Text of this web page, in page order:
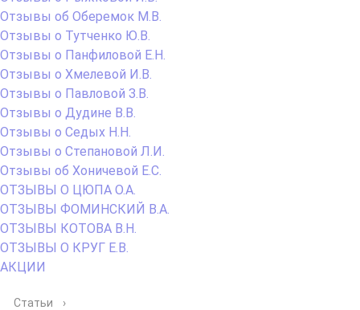
Отзывы об Оберемок М.В.
Отзывы о Тутченко Ю.В.
Отзывы о Панфиловой Е.Н.
Отзывы о Хмелевой И.В.
Отзывы о Павловой З.В.
Отзывы о Дудине В.В.
Отзывы о Седых Н.Н.
Отзывы о Степановой Л.И.
Отзывы об Хоничевой Е.С.
ОТЗЫВЫ О ЦЮПА О.А.
ОТЗЫВЫ ФОМИНСКИЙ В.А.
ОТЗЫВЫ КОТОВА В.Н.
ОТЗЫВЫ О КРУГ Е.В.
АКЦИИ
Статьи ›